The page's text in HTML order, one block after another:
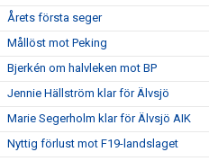
Årets första seger
Mållöst mot Peking
Bjerkén om halvleken mot BP
Jennie Hällström klar för Älvsjö
Marie Segerholm klar för Älvsjö AIK
Nyttig förlust mot F19-landslaget